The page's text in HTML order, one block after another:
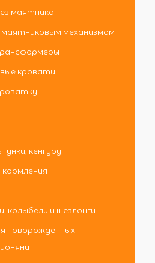
маятника
механизмом
кровати
кенгуру
колыбели и шезлонги
новорожденных